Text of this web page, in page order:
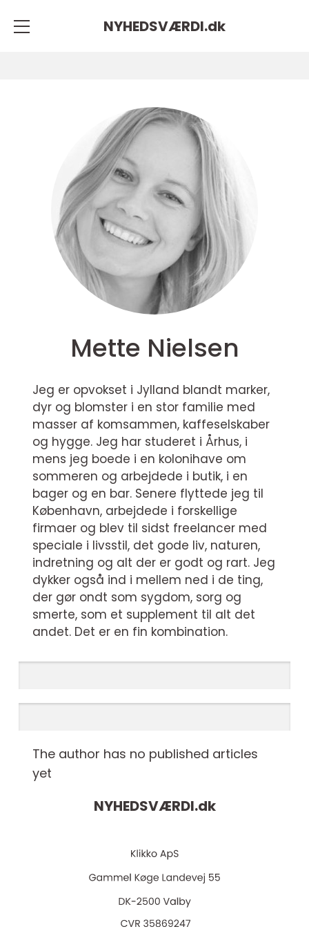
NYHEDSVÆRDI.dk
Mette Nielsen
Jeg er opvokset i Jylland blandt marker,
dyr og blomster i en stor familie med
masser af komsammen, kaffeselskaber
og hygge. Jeg har studeret i Århus, i
mens jeg boede i en kolonihave om
sommeren og arbejdede i butik, i en
bager og en bar. Senere flyttede jeg til
København, arbejdede i forskellige
firmaer og blev til sidst freelancer med
speciale i livsstil, det gode liv, naturen,
indretning og alt der er godt og rart. Jeg
dykker også ind i mellem ned i de ting,
der gør ondt som sygdom, sorg og
smerte, som et supplement til alt det
andet. Det er en fin kombination.
The author has no published articles
yet
NYHEDSVÆRDI.dk